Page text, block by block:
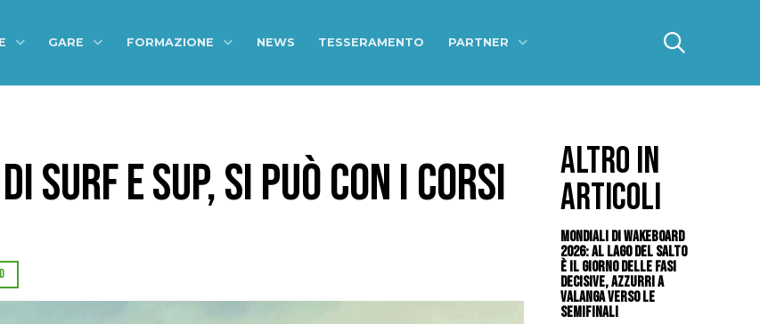
GARE FORMAZIONE NEWS TESSERAMENTO PARTNER
SURF E SUP, SI PUÒ CON I CORSI
ALTRO IN
ARTICOLI
Mondiali di Wakeboard
2026: al Lago del Salto
è il giorno delle fasi
decisive, azzurri a
valanga verso le
semifinali